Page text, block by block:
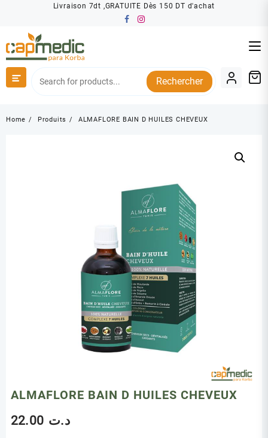
Livraison 7dt ,GRATUITE Dès 150 DT d'achat
Rechercher
Home Produits ALMAFLORE BAIN D HUILES CHEVEUX
ALMAFLORE BAIN D HUILES CHEVEUX
د.ت